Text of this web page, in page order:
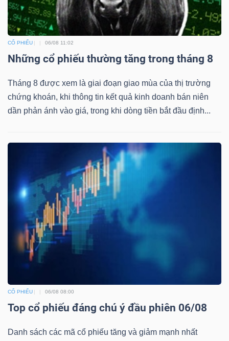
CỔ PHIẾU 06/08 11:02
Những cổ phiếu thường tăng trong tháng 8
Tháng 8 được xem là giai đoạn giao mùa của thị trường
chứng khoán, khi thông tin kết quả kinh doanh bán niên
dần phản ánh vào giá, trong khi dòng tiền bắt đầu định...
CỔ PHIẾU 06/08 08:00
Top cổ phiếu đáng chú ý đầu phiên 06/08
Danh sách các mã cổ phiếu tăng và giảm mạnh nhất
YẾU
TIÊU
DÙNG
THIẾT
YẾU
SÓC
SỨC
KHỎE
CHÍNH